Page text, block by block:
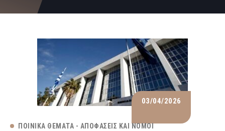
03/04/2026
ΠΟΙΝΙΚΆ ΘΈΜΑΤΑ - ΑΠΟΦΆΣΕΙΣ ΚΑΙ ΝΌΜΟΙ